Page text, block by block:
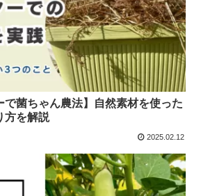
で菌ちゃん農法】自然素材を使った
方を解説
2025.02.12